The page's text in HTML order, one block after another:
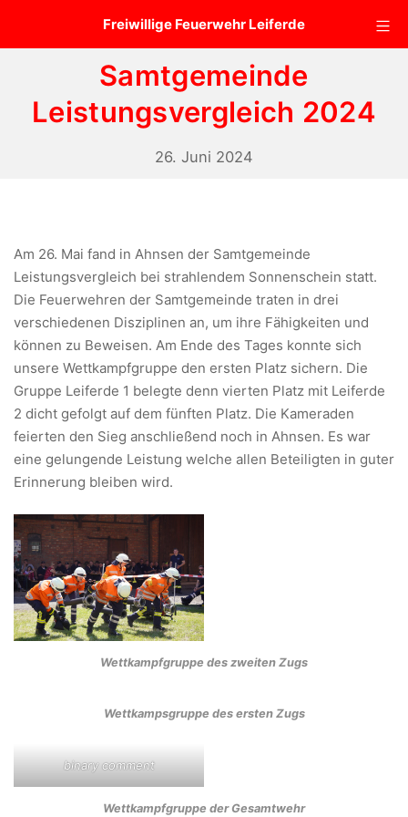
Freiwillige Feuerwehr Leiferde
Samtgemeinde
Leistungsvergleich 2024
26. Juni 2024
Am 26. Mai fand in Ahnsen der Samtgemeinde
Leistungsvergleich bei strahlendem Sonnenschein statt.
Die Feuerwehren der Samtgemeinde traten in drei
verschiedenen Disziplinen an, um ihre Fähigkeiten und
können zu Beweisen. Am Ende des Tages konnte sich
unsere Wettkampfgruppe den ersten Platz sichern. Die
Gruppe Leiferde 1 belegte denn vierten Platz mit Leiferde
2 dicht gefolgt auf dem fünften Platz. Die Kameraden
feierten den Sieg anschließend noch in Ahnsen. Es war
eine gelungende Leistung welche allen Beteiligten in guter
Erinnerung bleiben wird.
Wettkampfgruppe des zweiten Zugs
Wettkampsgruppe des ersten Zugs
binary comment
Wettkampfgruppe der Gesamtwehr